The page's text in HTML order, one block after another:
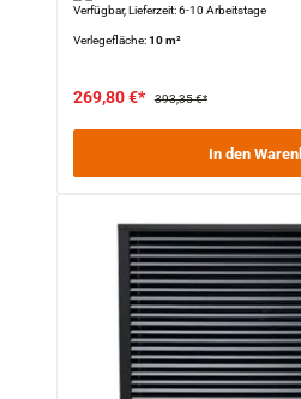
Verfügbar, Lieferzeit: 6-10 Arbeitstage
Verlegefläche:10 m²
269,80 €* 393,35 €*
In den